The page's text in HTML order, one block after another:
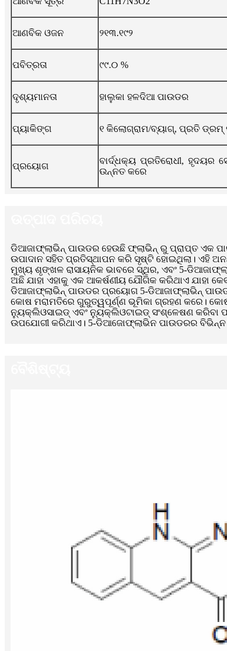
ଆଣବିକ ଓଜନ ୨୧୩.୧୯୨
ପବିତ୍ରତା ୯୯.୦ %
ଦୃଶ୍ୟମାନତା ହାଲୁକା ହଳଦିଆ ପାଉଡର
ପ୍ୟାକିଙ୍ଗ ୧ କିଲୋଗ୍ରାମ/ବ୍ୟାଗ୍, ପ୍ରତି ଡ୍ରମ୍
ପ୍ରୟୋଗ
ବାର୍ଦ୍ଧକ୍ୟ ପ୍ରତିରୋଧୀ, ହୃଦୟର
ଉନ୍ନତ କରେ
ଡିଆଜାଫ୍ଲାଭିନ୍ ପାଉଡର ହେଉଛି ଫ୍ଲାଭିନ୍ ରୁ ପ୍ରାପ୍ତ ଏକ
ଉପାଦାନ ସହିତ ପ୍ରତିସ୍ଥାପନ କରି ସୃଷ୍ଟି ହୋଇଥିଲା। ଏହି
ମୁଖ୍ୟ ଶୃଙ୍ଖଳ ରାସାୟନିକ ଭାବରେ ସ୍ଥିର, ଏବଂ 5-
ଅଛି ଯାହା ଏହାକୁ ଏକ ଆକର୍ଷଣୀୟ ଯୌଗିକ କରିଥାଏ ଯାହା
ଡିଆଜାଫ୍ଲାଭିନ୍ ପାଉଡର ପ୍ରୟୋଗ 5-ଡିଆଜାଫ୍ଲାଭିନ୍
କୋଷ ମରାମତିରେ ଗୁରୁତ୍ୱପୂର୍ଣ୍ଣ ଭୂମିକା ଗ୍ରହଣ କରେ।
ନ୍ୟୁକ୍ଲିଓସାଇଡ୍ ଏବଂ ନ୍ୟୁକ୍ଲିଓଟାଇଡ୍ ସଂଶ୍ଳେଷଣ କରିବା
ଉପଯୋଗୀ କରିଥାଏ। 5-ଡିଆଜୋଫ୍ଲାଭିନ ପାଉଡରର ବିଭିନ୍ନ